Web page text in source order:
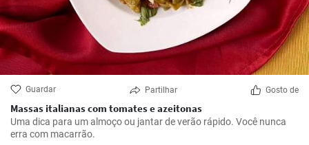
Guardar Partilhar Gosto de
Massas italianas com tomates e azeitonas
Uma dica para um almoço ou jantar de verão rápido. Você nunca
erra com macarrão.